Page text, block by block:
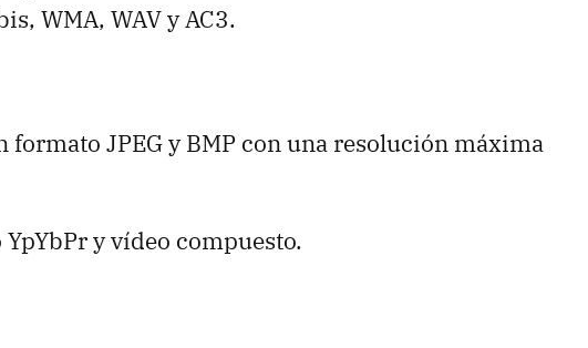
WMA, WAV y AC3.
formato JPEG y BMP con una resolución máxima
y vídeo compuesto.